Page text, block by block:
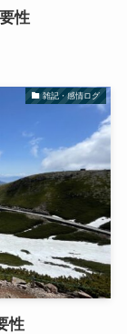
性
雑記・感情ログ
性